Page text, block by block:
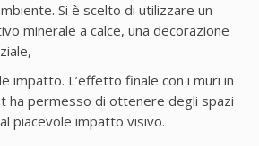
Si è scelto di utilizzare un
minerale a calce, una decorazione
impatto. L’effetto finale con i muri in
ha permesso di ottenere degli spazi
piacevole impatto visivo.